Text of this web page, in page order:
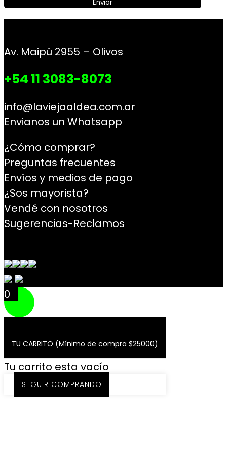
Av. Maipú 2955 – Olivos
+54 11 3083-8073
info@laviejaaldea.com.ar
Envianos un Whatsapp
¿Cómo comprar?
Preguntas frecuentes
Envíos y medios de pago
¿Sos mayorista?
Vendé con nosotros
Sugerencias-Reclamos
0
TU CARRITO (Mínimo de compra $25000)
Tu carrito esta vacío
SEGUIR COMPRANDO